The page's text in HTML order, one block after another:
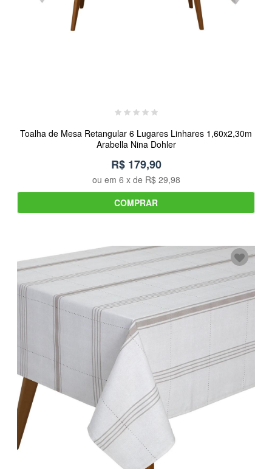
Toalha de Mesa Retangular 6 Lugares Linhares 1,60x2,30m
Arabella Nina Dohler
R$ 179,90
ou em 6 x de R$ 29,98
COMPRAR